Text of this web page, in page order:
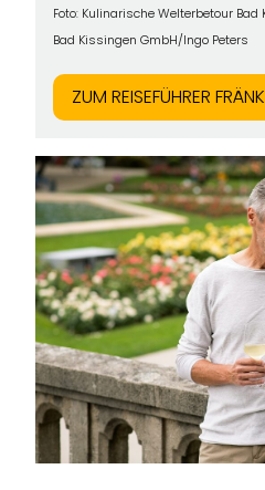
Foto: Kulinarische Welterbetour
Bad Kissingen GmbH/Ingo Peters
ZUM REISEFÜHRER